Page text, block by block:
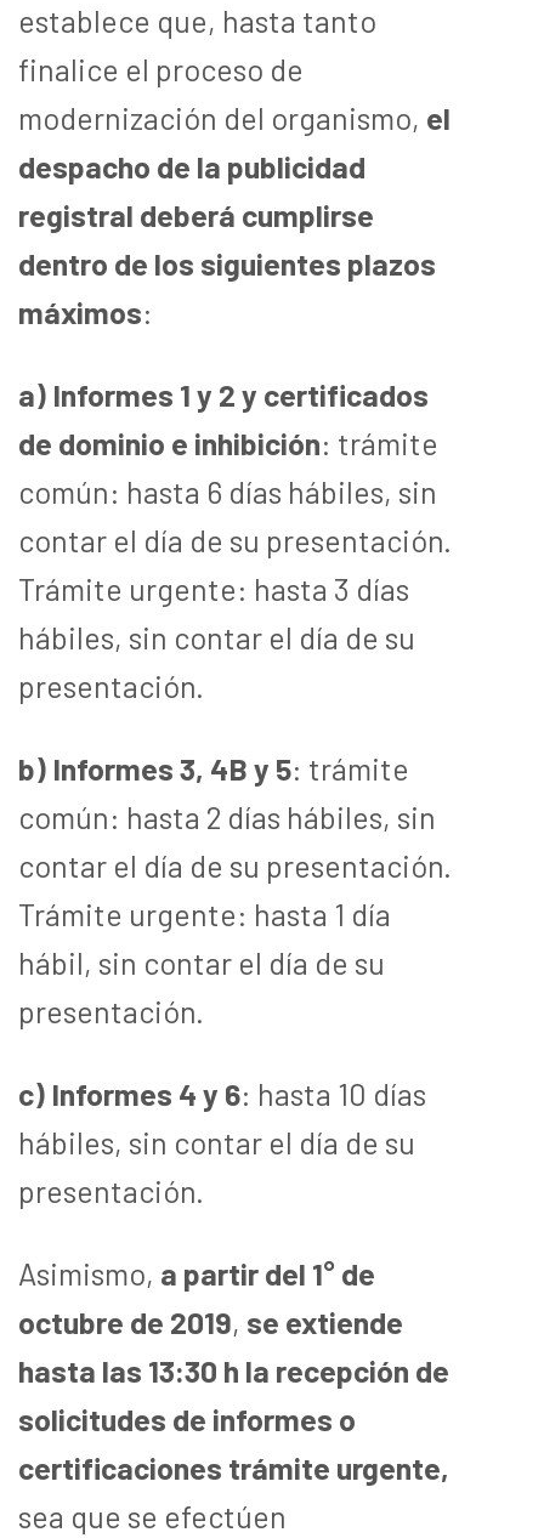
establece que, hasta tanto
finalice el proceso de
modernización del organismo, el
despacho de la publicidad
registral deberá cumplirse
dentro de los siguientes plazos
máximos:
a) Informes 1 y 2 y certificados
de dominio e inhibición: trámite
común: hasta 6 días hábiles, sin
contar el día de su presentación.
Trámite urgente: hasta 3 días
hábiles, sin contar el día de su
presentación.
b) Informes 3, 4B y 5: trámite
común: hasta 2 días hábiles, sin
contar el día de su presentación.
Trámite urgente: hasta 1 día
hábil, sin contar el día de su
presentación.
c) Informes 4 y 6: hasta 10 días
hábiles, sin contar el día de su
presentación.
Asimismo, a partir del 1° de
octubre de 2019, se extiende
hasta las 13:30 h la recepción de
solicitudes de informes o
certificaciones trámite urgente,
sea que se efectúen